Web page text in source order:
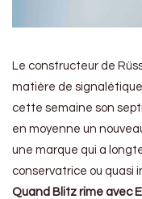
Le constructeur de
matière de signalétique
cette semaine son
en moyenne un
une marque qui a
conservatrice ou quasi
Quand Blitz rime avec